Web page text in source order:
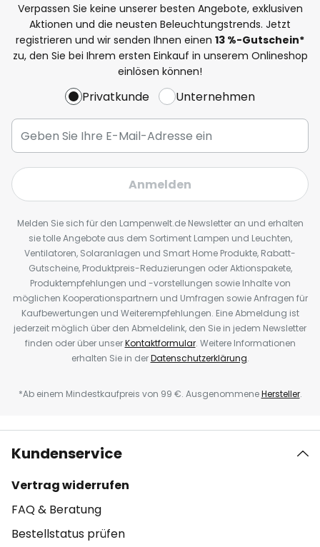
Verpassen Sie keine unserer besten Angebote, exklusiven
Aktionen und die neusten Beleuchtungstrends. Jetzt
registrieren und wir senden Ihnen einen 13 %-Gutschein*
zu, den Sie bei Ihrem ersten Einkauf in unserem Onlineshop
einlösen können!
Privatkunde Unternehmen
Anmelden
Melden Sie sich für den Lampenwelt.de Newsletter an und erhalten
sie tolle Angebote aus dem Sortiment Lampen und Leuchten,
Ventilatoren, Solaranlagen und Smart Home Produkte, Rabatt-
Gutscheine, Produktpreis-Reduzierungen oder Aktionspakete,
Produktempfehlungen und -vorstellungen sowie Inhalte von
möglichen Kooperationspartnern und Umfragen sowie Anfragen für
Kaufbewertungen und Weiterempfehlungen. Eine Abmeldung ist
jederzeit möglich über den Abmeldelink, den Sie in jedem Newsletter
finden oder über unserKontaktformular. Weitere Informationen
erhalten Sie in derDatenschutzerklärung.
*Ab einem Mindestkaufpreis von 99 €. AusgenommeneHersteller.
Kundenservice
Vertrag widerrufen
FAQ & Beratung
Bestellstatus prüfen